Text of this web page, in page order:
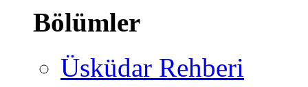
Bölümler
Üsküdar Rehberi